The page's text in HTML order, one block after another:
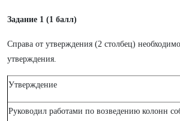
Задание 1 (1 балл)
Справа от утверждения (2 столбец)
утверждения.
Утверждение
Руководил работами по возведению колонн